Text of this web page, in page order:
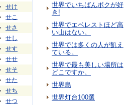
せけ
せこ
せさ
せし
せす
せせ
せそ
せた
せち
せつ
世界でいちばんボクが好
き!
世界でエベレストほど高
い山はない。
世界では多くの人が飢え
ている。
世界で最も美しい場所は
どこですか。
世界島
世界灯台100選